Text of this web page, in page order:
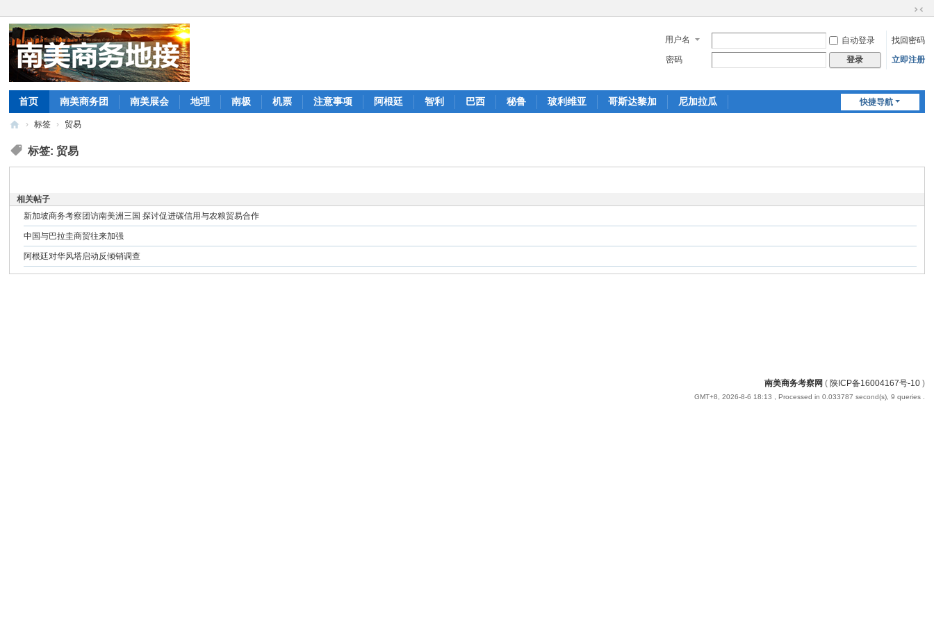
换
到
窄
用户名 自动登录
找回密码
密码
登录 立即注册
快捷导航
首页 南美商务团 南美展会 地理 南极 机票 注意事项 阿根廷 智利 巴西 秘鲁 玻利维亚 哥斯达黎加 尼加拉瓜
商
务
行
› 标签 › 贸易
标签: 贸易
相关帖子
新加坡商务考察团访南美洲三国 探讨促进碳信用与农粮贸易合作
中国与巴拉圭商贸往来加强
阿根廷对华风塔启动反倾销调查
南美商务考察网 ( 陕ICP备16004167号-10)
GMT+8, 2026-8-6 18:13 , Processed in 0.033787 second(s), 9 queries .